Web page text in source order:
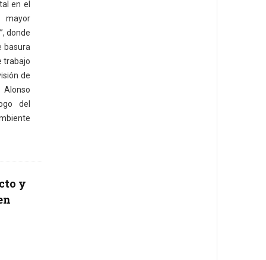
en el
donde
basura
trabajo
de
del
y